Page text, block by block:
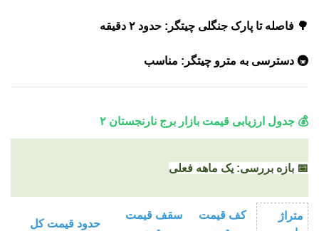
🌳 فاصله تا پارک جنگلی چیتگر: حدود ۲ دقیقه
🚇 دسترسی به مترو چیتگر: مناسب
💰 جدول ارزیابی قیمت بازار برج نارنجستان ۲
📅 بازه بررسی: یک ماهه فعلی
متراژ
کف قیمت
سقف قیمت
حدود قیمت کل